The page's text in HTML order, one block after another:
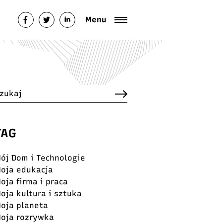
public_html/wp-
Menu
Dom i Technologie
edukacja
firma i praca
kultura i sztuka
planeta
rozrywka